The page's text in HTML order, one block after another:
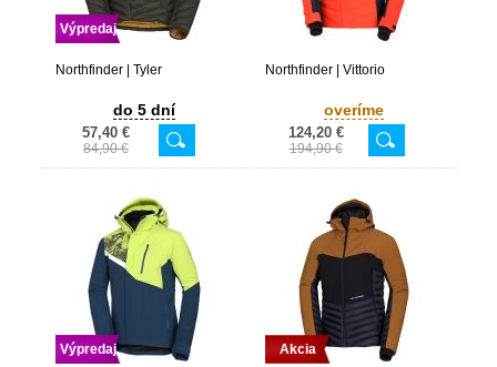
Výpredaj
Northfinder | Tyler
do 5 dní
57,40 €
84,90 €
Northfinder | Vittorio
overíme
124,20 €
194,90 €
Výpredaj Akcia